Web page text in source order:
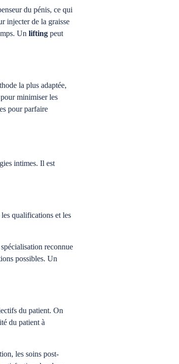
du pénis, ce qui
injecter de la graisse
Un lifting peut
la plus adaptée,
minimiser les
pour parfaire
intimes. Il est
qualifications et les
reconnue
possibles. Un
du patient. On
du patient à
les soins post-